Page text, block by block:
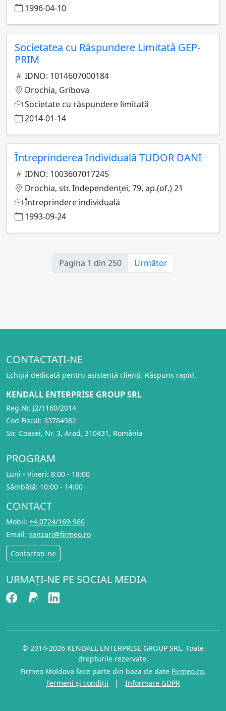
1996-04-10
Societatea cu Răspundere Limitată GEP-
PRIM
IDNO: 1014607000184
Drochia, Gribova
Societate cu răspundere limitată
2014-01-14
Întreprinderea Individuală TUDOR DANI
IDNO: 1003607017245
Drochia, str. Independenţei, 79, ap.(of.) 21
Întreprindere individuală
1993-09-24
Pagina 1 din 250 Următor
CONTACTAȚI-NE
Echipă dedicată pentru asistență clienți. Răspuns rapid.
KENDALL ENTERPRISE GROUP SRL
Reg.Nr. J2/1160/2014
Cod Fiscal: 33784982
Str. Coasei, Nr. 3, Arad, 310431, România
PROGRAM
Luni - Vineri: 8:00 - 18:00
Sâmbătă: 10:00 - 14:00
CONTACT
Mobil: +4.0724/169-966
Email: vanzari@firmeo.ro
Contactați-ne
URMAȚI-NE PE SOCIAL MEDIA
© 2014-2026 KENDALL ENTERPRISE GROUP SRL. Toate
drepturile rezervate.
Firmeo Moldova face parte din baza de date Firmeo.ro.
Termeni și condiții
| Informare GDPR